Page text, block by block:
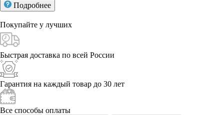
Подробнее
Покупайте у лучших
Быстрая доставка по всей России
Гарантия на каждый товар до 30 лет
Все способы оплаты